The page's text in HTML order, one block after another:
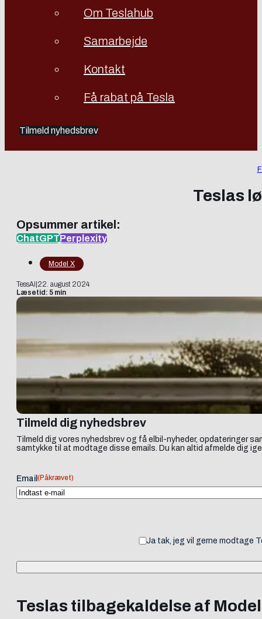
Om Teslahub
Samarbejde
Kontakt
Få rabat på Tesla
Tilmeld nyhedsbrev
Teslas
Opsummer artikel:
ChatGPTPerplexity
Model X
TessAI 22. august 2024
Læsetid: 5 min
Tilmeld dig nyhedsbrev
Tilmeld dig vores nyhedsbrev og få elbil-nyheder, opdateringer
samtykke til at modtage disse emails. Du kan altid afmelde dig
Email (Påkrævet)
Ja tak, jeg vil gerne modtage
Teslas tilbagekaldelse af